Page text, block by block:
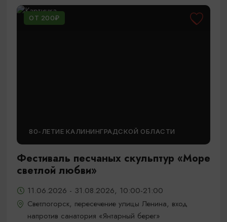
ОТ 200₽
80-ЛЕТИЕ КАЛИНИНГРАДСКОЙ ОБЛАСТИ
Фестиваль песчаных скульптур «Море
светлой любви»
11.06.2026 - 31.08.2026, 10:00-21:00
Светлогорск, пересечение улицы Ленина, вход
напротив санатория «Янтарный берег»